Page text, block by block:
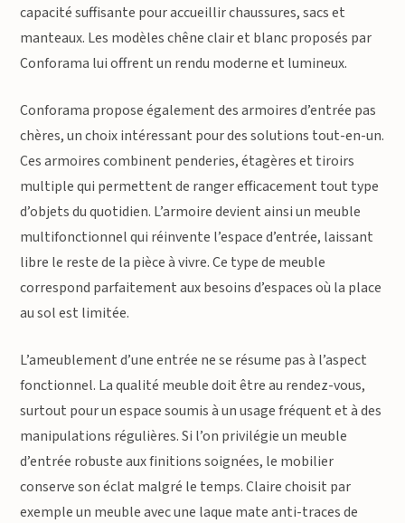
capacité suffisante pour accueillir chaussures, sacs et
manteaux. Les modèles chêne clair et blanc proposés par
Conforama lui offrent un rendu moderne et lumineux.
Conforama propose également des armoires d’entrée pas
chères, un choix intéressant pour des solutions tout-en-un.
Ces armoires combinent penderies, étagères et tiroirs
multiple qui permettent de ranger efficacement tout type
d’objets du quotidien. L’armoire devient ainsi un meuble
multifonctionnel qui réinvente l’espace d’entrée, laissant
libre le reste de la pièce à vivre. Ce type de meuble
correspond parfaitement aux besoins d’espaces où la place
au sol est limitée.
L’ameublement d’une entrée ne se résume pas à l’aspect
fonctionnel. La qualité meuble doit être au rendez-vous,
surtout pour un espace soumis à un usage fréquent et à des
manipulations régulières. Si l’on privilégie un meuble
d’entrée robuste aux finitions soignées, le mobilier
conserve son éclat malgré le temps. Claire choisit par
exemple un meuble avec une laque mate anti-traces de